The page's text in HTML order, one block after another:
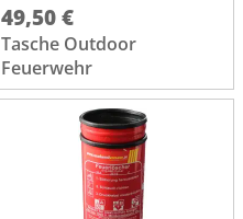
49,50 €
Tasche Outdoor
Feuerwehr